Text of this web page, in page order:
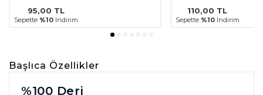
95,00 TL
Sepette %10Indirim
110,00 TL
Sepette %10Indirim
Başlıca Özellikler
%100 Deri